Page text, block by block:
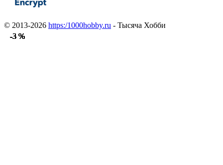
-3 %
-3 %
-3 %
-3 %
-3 %
-3 %
-3 %
-3 %
-3 %
-3 %
-3 %
-3 %
© 2013-2026 https:/1000hobby.ru - Тысяча Хобби